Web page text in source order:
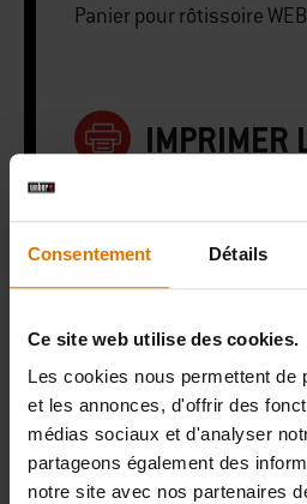
Consentement Détails
Ce site web utilise des cookies.
Les cookies nous permettent de
et les annonces, d'offrir des
médias sociaux et d'analyser
partageons également des
notre site avec nos partenaires
Panier pour rôtissoire
IMPRIMER
Préparons-